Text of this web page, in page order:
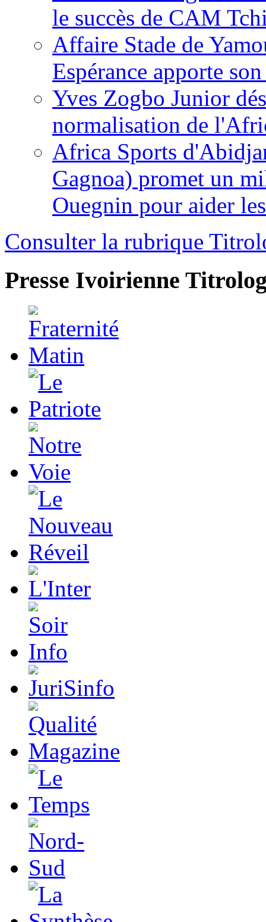
le succès de CAM
Affaire Stade de
Espérance apporte
Yves Zogbo Junior
normalisation de
Africa Sports
Gagnoa) promet un
Ouegnin pour aider
Consulter la rubrique
Presse Ivoirienne